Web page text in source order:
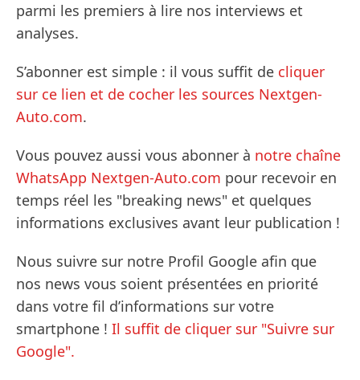
parmi les premiers à lire nos interviews et
analyses.
S’abonner est simple : il vous suffit de cliquer
sur ce lien et de cocher les sources Nextgen-
Auto.com.
Vous pouvez aussi vous abonner à notre chaîne
WhatsApp Nextgen-Auto.com pour recevoir en
temps réel les "breaking news" et quelques
informations exclusives avant leur publication !
Nous suivre sur notre Profil Google afin que
nos news vous soient présentées en priorité
dans votre fil d’informations sur votre
smartphone ! Il suffit de cliquer sur "Suivre sur
Google".